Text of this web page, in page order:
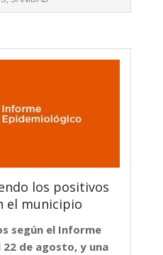
los positivos
el municipio
según el Informe
de agosto, y una